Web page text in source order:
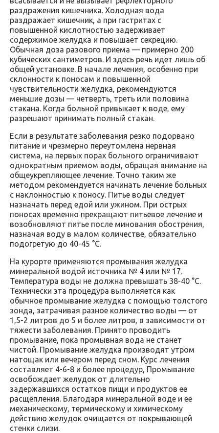
раздражения кишечника. Холодная вода
раздражает кишечник, а при гастритах с
повышенной кислотностью задерживает
содержимое желудка и повышает секрецию.
Обычная доза разового приема — примерно 200
кубических сантиметров. И здесь речь идет лишь об
общей установке. В начале лечения, особенно при
склонности к поносам и повышенной
чувствительности желудка, рекомендуются
меньшие дозы — четверть, треть или половина
стакана. Когда больной привыкает к воде, ему
разрешают принимать полный стакан.
Если в результате заболевания резко подорвано
питание и чрезмерно переутомлена нервная
система, на первых порах больного ограничивают
однократным приемом воды, обращая внимание на
общеукрепляющее лечение. Точно таким же
методом рекомендуется начинать лечение больных
с наклонностью к поносу. Питье воды следует
назначать перед едой или ужином. При острых
поносах временно прекращают питьевое лечение и
возобновляют питье после минования обострения,
назначая воду в малом количестве, обязательно
подогретую до 40-45 °C.
На курорте применяются промывания желудка
минеральной водой источника № 4 или № 17.
Температура воды не должна превышать 38-40 °С.
Технически эта процедура выполняется как
обычное промывание желудка с помощью толстого
зонда, затрачивая разное количество воды — от
1,5-2 литров до 5 и более литров, в зависимости от
тяжести заболевания. Принято проводить
промывание, пока промывная вода не станет
чистой. Промывание желудка производят утром
натощак или вечером перед сном. Курс лечения
составляет 4-6-8 и более процедур, Промывание
освобождает желудок от длительно
задержавшихся остатков пищи и продуктов ее
расщепления. Благодаря минеральной воде и ее
механическому, термическому и химическому
действию желудок очищается от покрывающей
стенки слизи.